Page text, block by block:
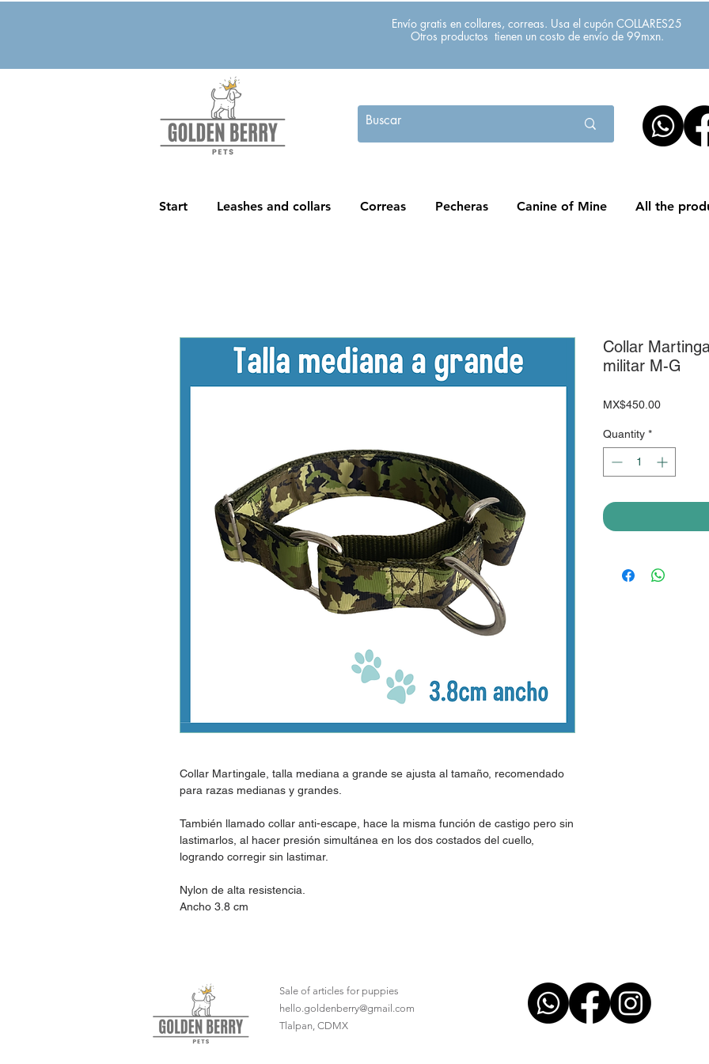
Envío gratis en collares, correas. Usa el cupón COLLARES25
Otros productos tienen un costo de envío de 99mxn.
Start Leashes and collars Correas Pecheras Canine of Mine All the
Collar Martingale, talla mediana a grande se ajusta al tamaño, recomendado
para razas medianas y grandes.
También llamado collar anti-escape, hace la misma función de castigo pero sin
lastimarlos, al hacer presión simultánea en los dos costados del cuello,
logrando corregir sin lastimar.
Nylon de alta resistencia.
Ancho 3.8 cm
Collar
militar M-G
MX$450.00Price
Quantity *
Sale of articles for puppies
hello.goldenberry@gmail.com
Tlalpan, CDMX